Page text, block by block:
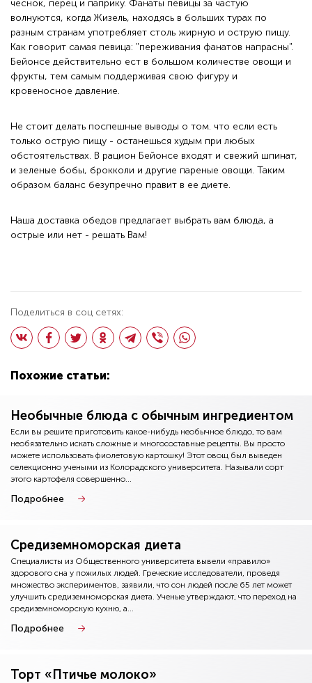
чеснок, перец и паприку. Фанаты певицы за частую
волнуются, когда Жизель, находясь в больших турах по
разным странам употребляет столь жирную и острую пищу.
Как говорит самая певица: "переживания фанатов напрасны".
Бейонсе действительно ест в большом количестве овощи и
фрукты, тем самым поддерживая свою фигуру и
кровеносное давление.
Не стоит делать поспешные выводы о том. что если есть
только острую пищу - останешься худым при любых
обстоятельствах. В рацион Бейонсе входят и свежий шпинат,
и зеленые бобы, брокколи и другие пареные овощи. Таким
образом баланс безупречно правит в ее диете.
Наша доставка обедов предлагает выбрать вам блюда, а
острые или нет - решать Вам!
Поделиться в соц сетях:
Похожие статьи:
Необычные блюда с обычным ингредиентом
Если вы решите приготовить какое-нибудь необычное блюдо, то вам
необязательно искать сложные и многосоставные рецепты. Вы просто
можете использовать фиолетовую картошку! Этот овощ был выведен
селекционно учеными из Колорадского университета. Называли сорт
этого картофеля совершенно...
Подробнее
Средиземноморская диета
Специалисты из Общественного университета вывели «правило»
здорового сна у пожилых людей. Греческие исследователи, проведя
множество экспериментов, заявили, что сон людей после 65 лет может
улучшить средиземноморская диета. Ученые утверждают, что переход на
средиземноморскую кухню, а...
Подробнее
Торт «Птичье молоко»